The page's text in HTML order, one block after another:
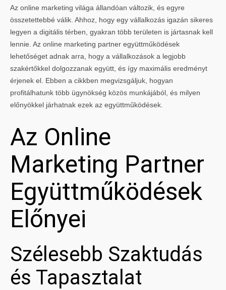
Az online marketing világa állandóan változik, és egyre
összetettebbé válik. Ahhoz, hogy egy vállalkozás igazán sikeres
legyen a digitális térben, gyakran több területen is jártasnak kell
lennie. Az online marketing partner együttműködések
lehetőséget adnak arra, hogy a vállalkozások a legjobb
szakértőkkel dolgozzanak együtt, és így maximális eredményt
érjenek el. Ebben a cikkben megvizsgáljuk, hogyan
profitálhatunk több ügynökség közös munkájából, és milyen
előnyökkel járhatnak ezek az együttműködések.
Az Online
Marketing Partner
Együttműködések
Előnyei
Szélesebb Szaktudás
és Tapasztalat